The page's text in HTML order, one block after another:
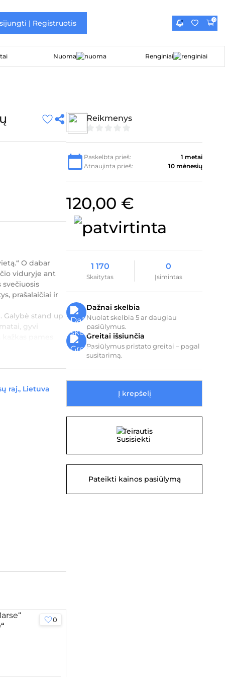
| Registruotis 0
Nuoma Renginiai
O dabar
viduryje ant
prašalaičiai ir
Galybė stand up
gyvi
pames
raj., Lietuva
0
Reikmenys
5
Paskelbta prieš:
1 metai
Atnaujinta prieš:
10 mėnesių
120,00 €
1 170
Skaitytas
0
Įsimintas
Dažnai skelbia
Nuolat skelbia 5 ar daugiau
pasiūlymus.
Greitai išsiunčia
Pasiūlymus pristato greitai – pagal
susitarimą.
Į krepšelį
Teirautis
Pateikti kainos pasiūlymą